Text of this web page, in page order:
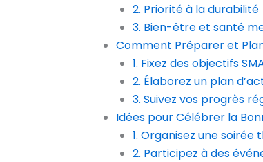
2. Priorité à la durabilité
3. Bien-être et santé
Comment Préparer et
1. Fixez des objectifs
2. Élaborez un plan
3. Suivez vos progrès
Idées pour Célébrer la
1. Organisez une soirée
2. Participez à des